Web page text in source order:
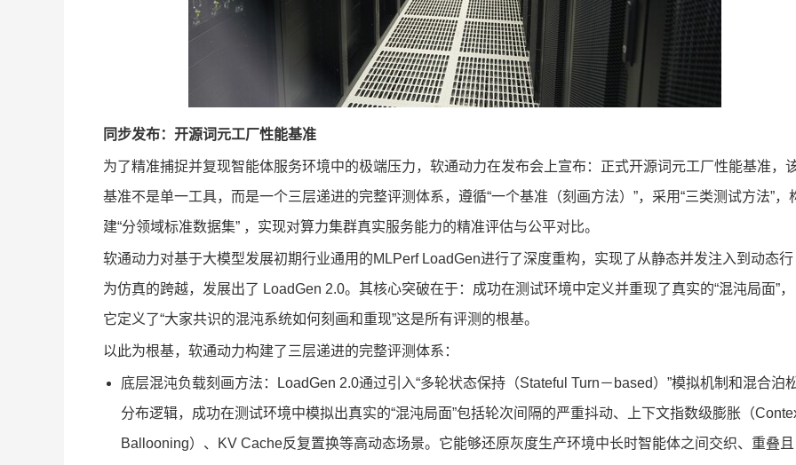
同步发布：开源词元工厂性能基准
为了精准捕捉并复现智能体服务环境中的极端压力，软通动力在发布会上宣布：正式开源词元工厂性能基准，
基准不是单一工具，而是一个三层递进的完整评测体系，遵循“一个基准（刻画方法）”，采用“三类测试方法”，
建“分领域标准数据集” ，实现对算力集群真实服务能力的精准评估与公平对比。
软通动力对基于大模型发展初期行业通用的MLPerf LoadGen进行了深度重构，实现了从静态并发注入到动态行
为仿真的跨越，发展出了 LoadGen 2.0。其核心突破在于：成功在测试环境中定义并重现了真实的“混沌局面”，
它定义了“大家共识的混沌系统如何刻画和重现”这是所有评测的根基。
以此为根基，软通动力构建了三层递进的完整评测体系：
底层混沌负载刻画方法：LoadGen 2.0通过引入“多轮状态保持（Stateful Turn－based）”模拟机制和混合泊
分布逻辑，成功在测试环境中模拟出真实的“混沌局面”包括轮次间隔的严重抖动、上下文指数级膨胀（
Ballooning）、KV Cache反复置换等高动态场景。它能够还原灰度生产环境中长时智能体之间交织、重叠且